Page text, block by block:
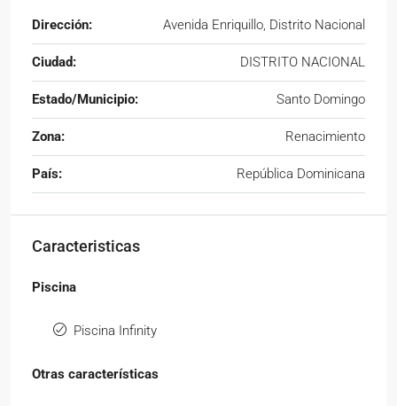
Dirección: Avenida Enriquillo, Distrito Nacional
Ciudad: DISTRITO NACIONAL
Estado/Municipio: Santo Domingo
Zona: Renacimiento
País: República Dominicana
Caracteristicas
Piscina
Piscina Infinity
Otras características